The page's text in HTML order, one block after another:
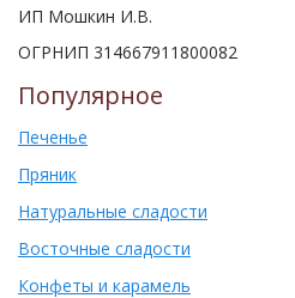
ИП Мошкин И.В.
ОГРНИП 314667911800082
Популярное
Печенье
Пряник
Натуральные сладости
Восточные сладости
Конфеты и карамель